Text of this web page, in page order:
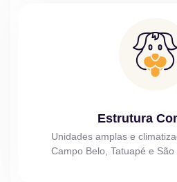
Estrutura
Unidades amplas e
Campo Belo, Tatuapé e São